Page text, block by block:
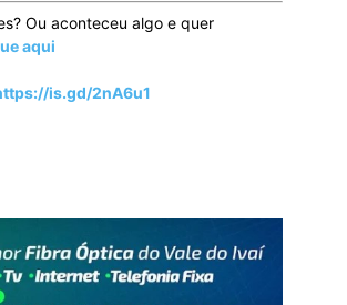
Ou aconteceu algo e quer
aqui
is.gd/2nA6u1